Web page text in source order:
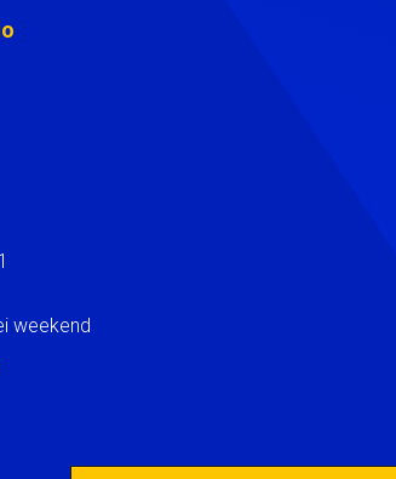
weekend